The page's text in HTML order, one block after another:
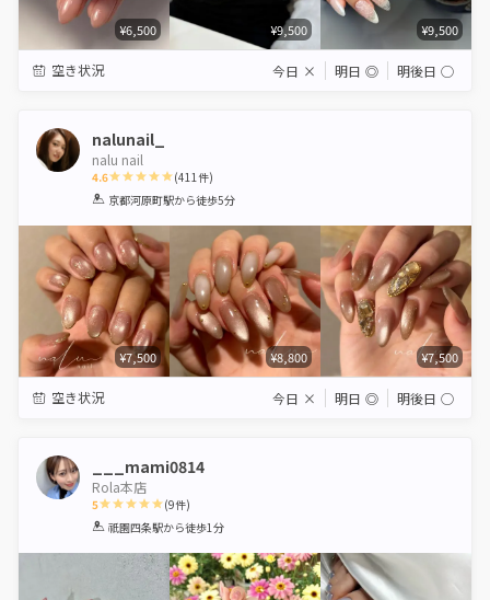
¥6,500 ¥9,500 ¥9,500
空き状況 今日 × 明日 ◎ 明後日 ◯
nalunail_
nalu nail
4.6
1 2 3 4 5
(411件)
京都河原町駅から徒歩5分
¥7,500 ¥8,800 ¥7,500
空き状況 今日 × 明日 ◎ 明後日 ◯
___mami0814
Rola本店
5
1 2 3 4 5
(9件)
祇園四条駅から徒歩1分